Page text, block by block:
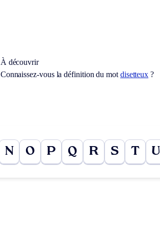
À découvrir
Connaissez-vous la définition du mot disetteux ?
N O P Q R S T U